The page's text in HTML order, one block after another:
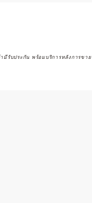
มีรับประกัน พร้อมบริการหลังการขาย